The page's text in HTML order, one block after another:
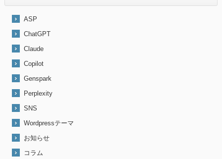
ASP
ChatGPT
Claude
Copilot
Genspark
Perplexity
SNS
Wordpressテーマ
お知らせ
コラム